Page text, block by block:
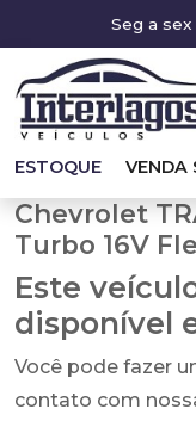
Seg a sex
ESTOQUE VENDA
Chevrolet
Turbo 16V
Este
disponível
Você pode fazer
contato com